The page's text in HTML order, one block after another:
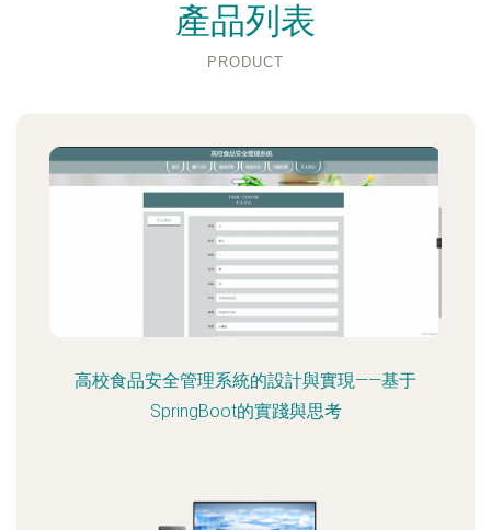
產品列表
PRODUCT
高校食品安全管理系統的設計與實現——基于
SpringBoot的實踐與思考